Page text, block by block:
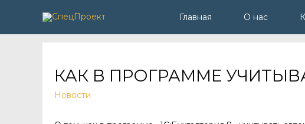
Главная О нас
КАК В ПРОГРАММЕ
Новости